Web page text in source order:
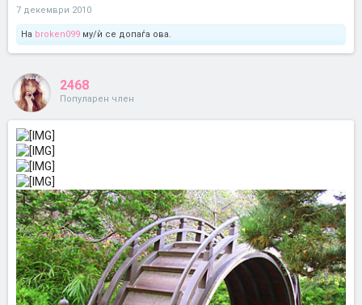
7 декември 2010
На broken099 му/ѝ се допаѓа ова.
2468
Популарен член